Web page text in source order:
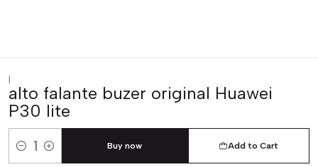
|
alto falante buzer original Huawei
P30 lite
Quantity
Add to Cart
Buy now